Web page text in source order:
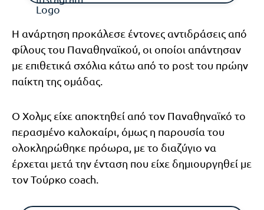
Η ανάρτηση προκάλεσε έντονες αντιδράσεις από
φίλους του Παναθηναϊκού, οι οποίοι απάντησαν
με επιθετικά σχόλια κάτω από το post του πρώην
παίκτη της ομάδας.
Ο Χολμς είχε αποκτηθεί από τον Παναθηναϊκό το
περασμένο καλοκαίρι, όμως η παρουσία του
ολοκληρώθηκε πρόωρα, με το διαζύγιο να
έρχεται μετά την ένταση που είχε δημιουργηθεί με
τον Τούρκο coach.